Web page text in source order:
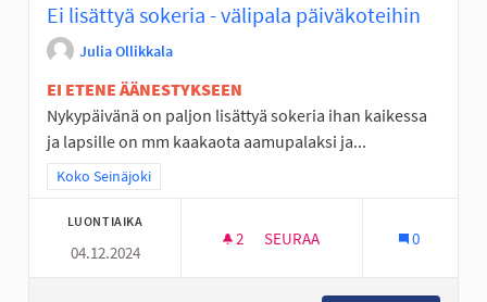
Ei lisättyä sokeria - välipala päiväkoteihin
Julia Ollikkala
EI ETENE ÄÄNESTYKSEEN
Nykypäivänä on paljon lisättyä sokeria ihan kaikessa
ja lapsille on mm kaakaota aamupalaksi ja...
Rajaa tulokset teeman mukaan: Koko Seinäjoki
Koko Seinäjoki
LUONTIAIKA
04.12.2024
2 2 SEURAAJAA
SEURAA 0